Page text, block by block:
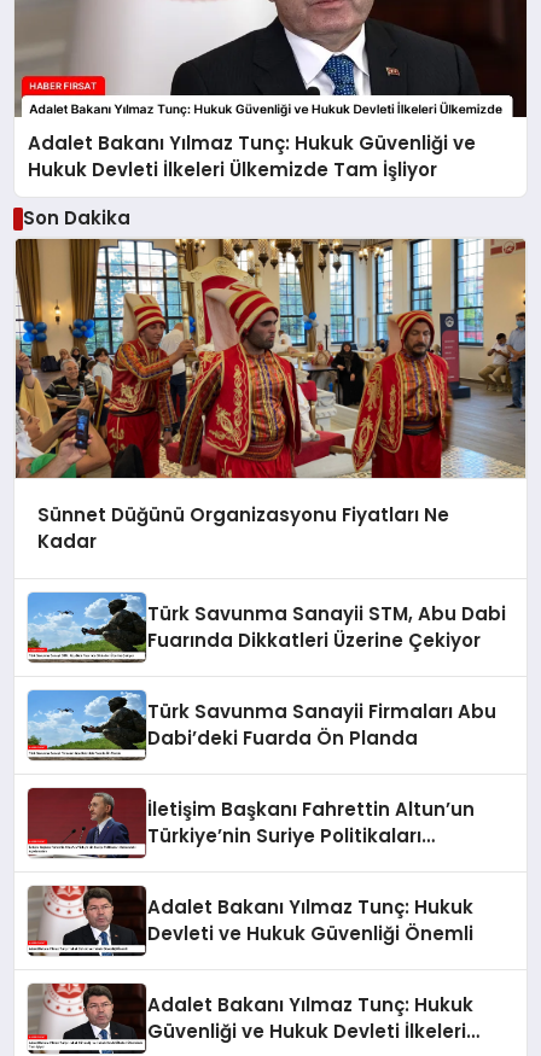
Adalet Bakanı Yılmaz Tunç: Hukuk Güvenliği ve
Hukuk Devleti İlkeleri Ülkemizde Tam İşliyor
Son Dakika
Sünnet Düğünü Organizasyonu Fiyatları Ne
Kadar
Türk Savunma Sanayii STM, Abu Dabi
Fuarında Dikkatleri Üzerine Çekiyor
Türk Savunma Sanayii Firmaları Abu
Dabi’deki Fuarda Ön Planda
İletişim Başkanı Fahrettin Altun’un
Türkiye’nin Suriye Politikaları
Adalet Bakanı Yılmaz Tunç: Hukuk
Devleti ve Hukuk Güvenliği Önemli
Adalet Bakanı Yılmaz Tunç: Hukuk
Güvenliği ve Hukuk Devleti İlkeleri